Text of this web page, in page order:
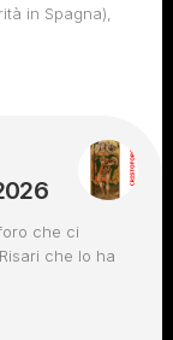
in Spagna),
che ci
che lo ha